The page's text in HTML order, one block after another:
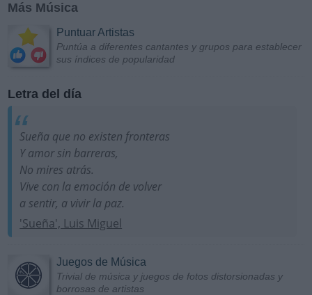
Más Música
Puntuar Artistas
Puntúa a diferentes cantantes y grupos para establecer
sus índices de popularidad
Letra del día
Sueña que no existen fronteras
Y amor sin barreras,
No mires atrás.
Vive con la emoción de volver
a sentir, a vivir la paz.
'Sueña', Luis Miguel
Juegos de Música
Trivial de música y juegos de fotos distorsionadas y
borrosas de artistas